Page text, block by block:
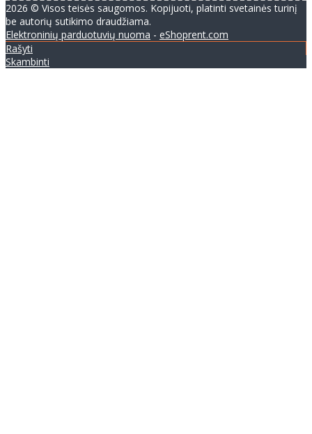
2026 © Visos teisės saugomos. Kopijuoti, platinti svetainės turinį
be autorių sutikimo draudžiama.
Elektroninių parduotuvių nuoma - eShoprent.com
Rašyti
Skambinti